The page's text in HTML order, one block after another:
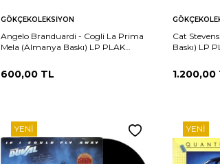
Sepete
Ekle
GÖKÇEKOLEKSIYON
Angelo Branduardi - Cogli La Prima
Mela (Almanya Baskı) LP PLAK
600,00 TL
Cat
Baskı) LP
1.200,00
YENI YENI